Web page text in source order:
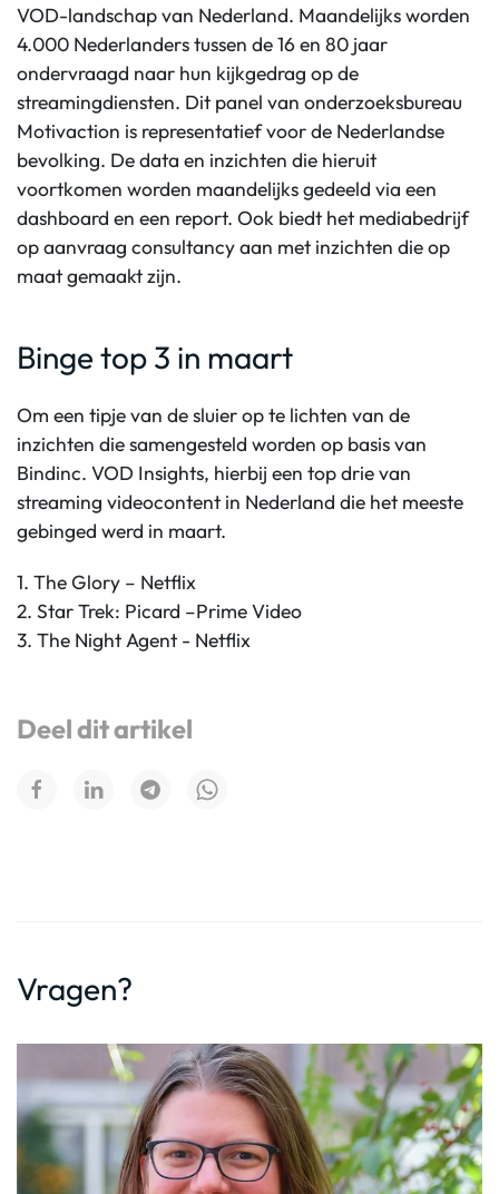
VOD-landschap van Nederland. Maandelijks worden
4.000 Nederlanders tussen de 16 en 80 jaar
ondervraagd naar hun kijkgedrag op de
streamingdiensten. Dit panel van onderzoeksbureau
Motivaction is representatief voor de Nederlandse
bevolking. De data en inzichten die hieruit
voortkomen worden maandelijks gedeeld via een
dashboard en een report. Ook biedt het mediabedrijf
op aanvraag consultancy aan met inzichten die op
maat gemaakt zijn.
Binge top 3 in maart
Om een tipje van de sluier op te lichten van de
inzichten die samengesteld worden op basis van
Bindinc. VOD Insights, hierbij een top drie van
streaming videocontent in Nederland die het meeste
gebinged werd in maart.
1. The Glory – Netflix
2. Star Trek: Picard –Prime Video
3. The Night Agent - Netflix
Deel dit artikel
Vragen?